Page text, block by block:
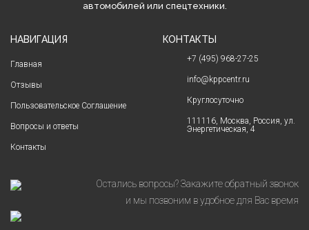
автомобилей или спецтехники.
НАВИГАЦИЯ
Главная
Отзывы
Пользовательское Соглашение
Вопросы и ответы
Контакты
КОНТАКТЫ
+7 (495) 968-27-25
info@kppcentr.ru
Круглосуточно
111116, Москва, Россия, ул.
Энергетическая, 4
Остались вопросы? Закажите обратный звонок
и мы позвоним в удобное для Вас время